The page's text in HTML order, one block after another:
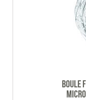
Boule